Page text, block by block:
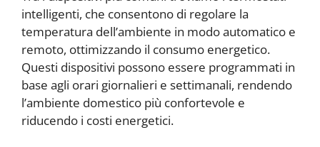
intelligenti, che consentono di regolare la
temperatura dell’ambiente in modo automatico e
remoto, ottimizzando il consumo energetico.
Questi dispositivi possono essere programmati in
base agli orari giornalieri e settimanali, rendendo
l’ambiente domestico più confortevole e
riducendo i costi energetici.